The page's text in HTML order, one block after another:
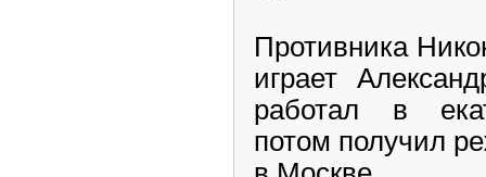
Противника
играет
работал в
потом получил